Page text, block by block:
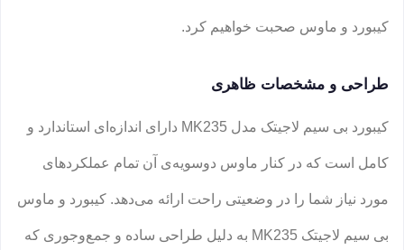
کیبورد و ماوس صحبت خواهیم کرد.
طراحی و مشخصات ظاهری
کیبورد بی سیم لاجیتک مدل MK235 دارای اندازه‌ای استاندارد و
کامل است که در کنار ماوس دوسویه‌ی آن تمام عملکردهای
مورد نیاز شما را در وضعیتی راحت ارائه می‌دهد. کیبورد و ماوس
بی سیم لاجیتک MK235 به دلیل طراحی ساده و جمع‌وجوری که